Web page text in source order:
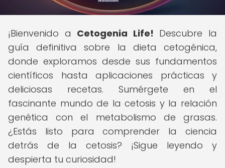
¡Bienvenido a Cetogenia Life! Descubre la
guía definitiva sobre la dieta cetogénica,
donde exploramos desde sus fundamentos
científicos hasta aplicaciones prácticas y
deliciosas recetas. Sumérgete en el
fascinante mundo de la cetosis y la relación
genética con el metabolismo de grasas.
¿Estás listo para comprender la ciencia
detrás de la cetosis? ¡Sigue leyendo y
despierta tu curiosidad!